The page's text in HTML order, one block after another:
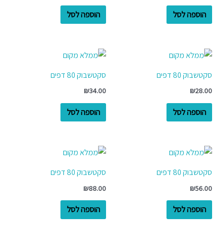
הוספה לסל הוספה לסל
סקטשבוק 80 דפים
₪28.00
הוספה לסל
סקטשבוק 80 דפים
₪34.00
הוספה לסל
סקטשבוק 80 דפים
₪56.00
הוספה לסל
סקטשבוק 80 דפים
₪88.00
הוספה לסל